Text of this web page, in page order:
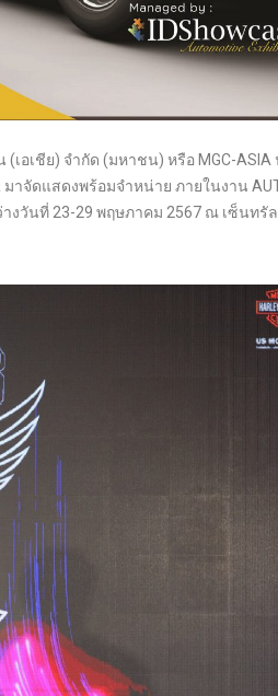
เอเชีย) จำกัด (มหาชน) หรือ MGC-ASIA
มาจัดแสดงพร้อมจำหน่าย ภายในงาน
งวันที่ 23-29 พฤษภาคม 2567 ณ เซ็นทรัล